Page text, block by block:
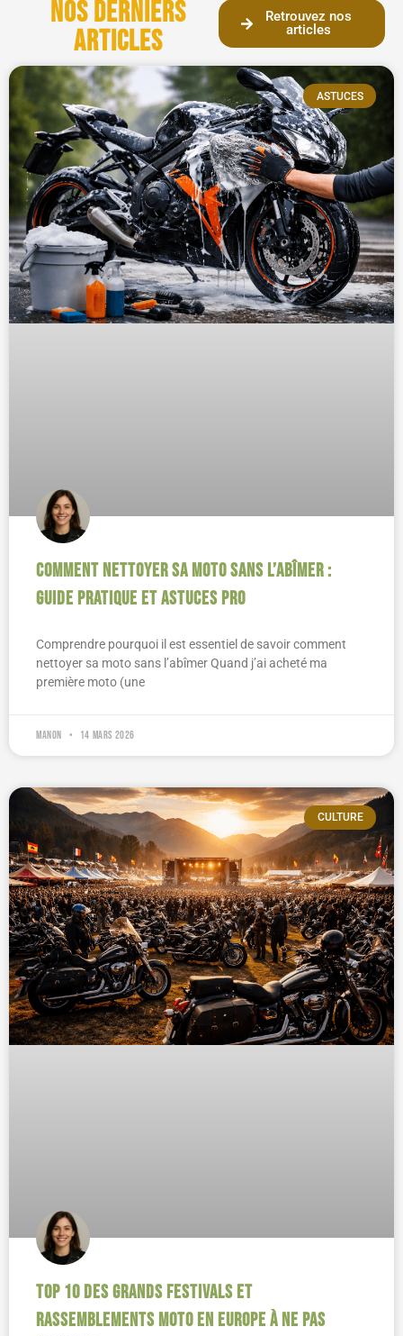
Nos derniers
articles
Retrouvez nos
articles
ASTUCES
Comment nettoyer sa moto sans l’abîmer :
guide pratique et astuces pro
Comprendre pourquoi il est essentiel de savoir comment
nettoyer sa moto sans l’abîmer Quand j’ai acheté ma
première moto (une
Manon 14 mars 2026
CULTURE
Top 10 des grands festivals et
rassemblements moto en Europe à ne pas